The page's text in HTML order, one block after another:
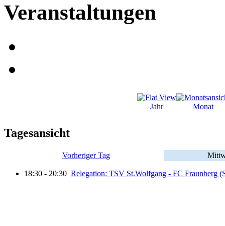
Veranstaltungen
Jahr Monat
Tagesansicht
Vorheriger Tag
18:30 - 20:30 Relegation: TSV St.Wolfgang - FC Fraunberg